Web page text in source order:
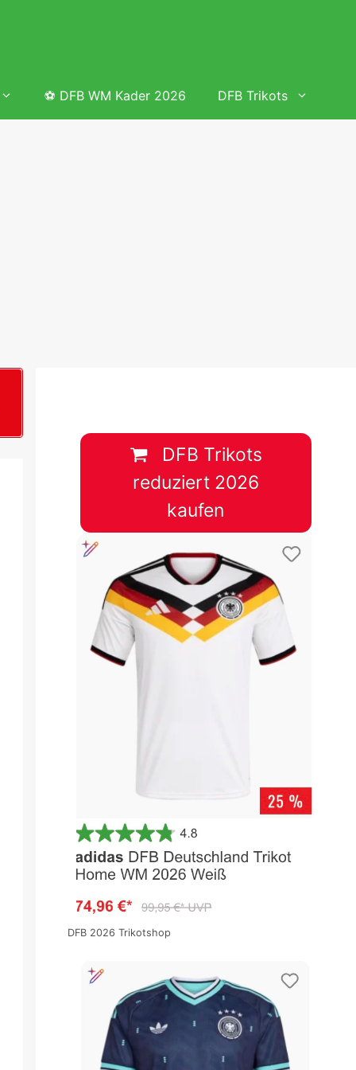
&
&
Tabelle
⚽ DFB WM Kader 2026 DFB Trikots
DFB Trikots
reduziert 2026
kaufen
DFB 2026 Trikotshop